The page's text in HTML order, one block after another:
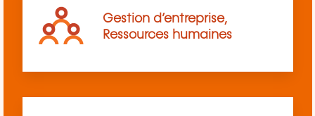
Gestion d’entreprise,
Ressources humaines